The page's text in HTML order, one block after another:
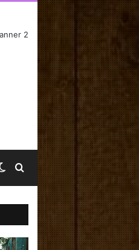
Switch skin
Hledat